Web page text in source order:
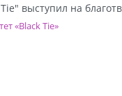
выступил на
«Black Tie»